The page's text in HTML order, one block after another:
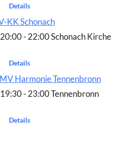
Details
KK Schonach
- 22:00 Schonach Kirche
Details
Harmonie Tennenbronn
- 23:00 Tennenbronn
Details